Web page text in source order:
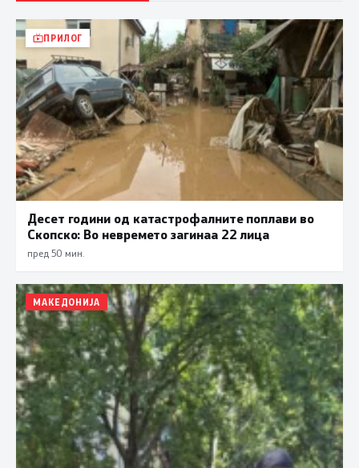
ПРИЛОГ
Десет години од катастрофалните поплави во
Скопско: Во невремето загинаа 22 лица
пред 50 мин.
МАКЕДОНИЈА